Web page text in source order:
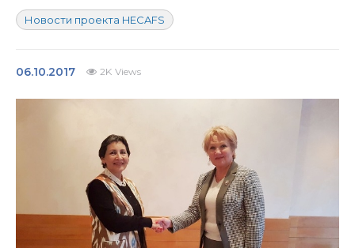
Контакты
Новости проекта HECAFS
06.10.2017 2K Views